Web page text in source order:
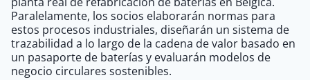
Paralelamente, los socios elaborarán normas para
estos procesos industriales, diseñarán un sistema de
trazabilidad a lo largo de la cadena de valor basado en
un pasaporte de baterías y evaluarán modelos de
negocio circulares sostenibles.